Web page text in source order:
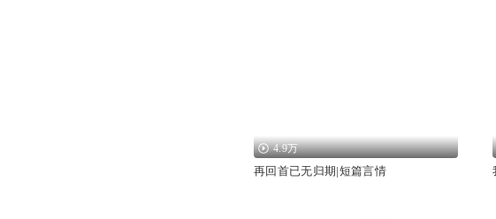
4.9万
再回首已无归期|短篇言情